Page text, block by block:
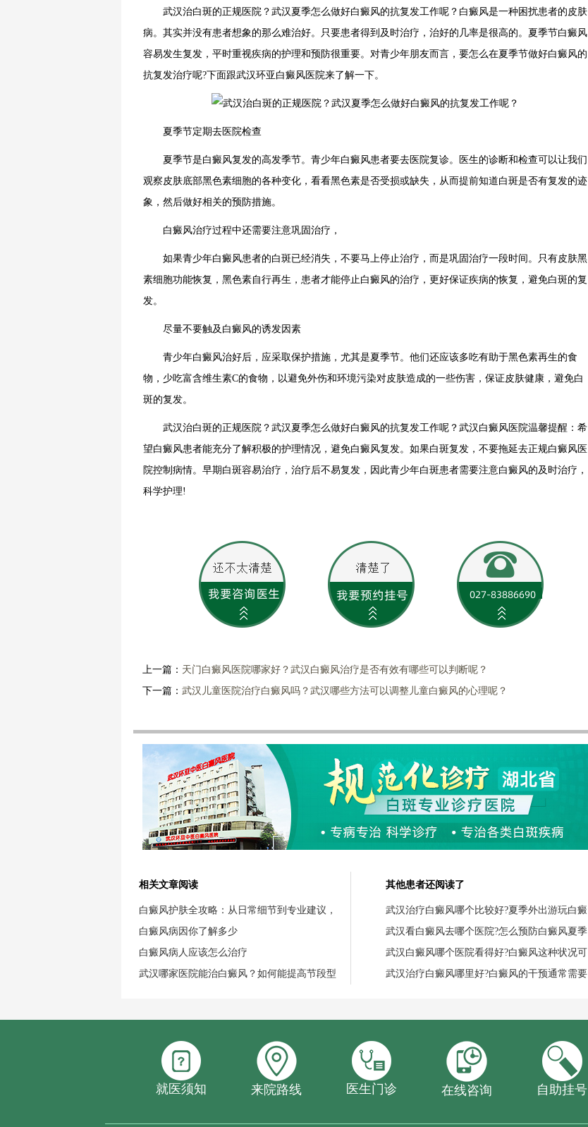
武汉治白斑的正规医院？武汉夏季怎么做好白癜风的抗复发工作呢？白癜风是一种困扰患者的皮肤
病。其实并没有患者想象的那么难治好。只要患者得到及时治疗，治好的几率是很高的。夏季节白癜风
容易发生复发，平时重视疾病的护理和预防很重要。对青少年朋友而言，要怎么在夏季节做好白癜风的
抗复发治疗呢?下面跟武汉环亚白癜风医院来了解一下。
夏季节定期去医院检查
夏季节是白癜风复发的高发季节。青少年白癜风患者要去医院复诊。医生的诊断和检查可以让我们
观察皮肤底部黑色素细胞的各种变化，看看黑色素是否受损或缺失，从而提前知道白斑是否有复发的迹
象，然后做好相关的预防措施。
白癜风治疗过程中还需要注意巩固治疗，
如果青少年白癜风患者的白斑已经消失，不要马上停止治疗，而是巩固治疗一段时间。只有皮肤黑
素细胞功能恢复，黑色素自行再生，患者才能停止白癜风的治疗，更好保证疾病的恢复，避免白斑的复
发。
尽量不要触及白癜风的诱发因素
青少年白癜风治好后，应采取保护措施，尤其是夏季节。他们还应该多吃有助于黑色素再生的食
物，少吃富含维生素C的食物，以避免外伤和环境污染对皮肤造成的一些伤害，保证皮肤健康，避免白
斑的复发。
武汉治白斑的正规医院？武汉夏季怎么做好白癜风的抗复发工作呢？ 武汉白癜风医院温馨提醒：希
望白癜风患者能充分了解积极的护理情况，避免白癜风复发。如果白斑复发，不要拖延去正规白癜风医
院控制病情。早期白斑容易治疗，治疗后不易复发，因此青少年白斑患者需要注意白癜风的及时治疗，
科学护理!
上一篇： 天门白癜风医院哪家好？武汉白癜风治疗是否有效有哪些可以判断呢？
下一篇： 武汉儿童医院治疗白癜风吗？武汉哪些方法可以调整儿童白癜风的心理呢？
相关文章阅读
白癜风护肤全攻略：从日常细节到专业建议，
白癜风病因你了解多少
白癜风病人应该怎么治疗
武汉哪家医院能治白癜风？如何能提高节段型
其他患者还阅读了
武汉治疗白癜风哪个比较好?夏季外出游玩白癜
武汉看白癜风去哪个医院?怎么预防白癜风夏季
武汉白癜风哪个医院看得好?白癜风这种状况可
武汉治疗白癜风哪里好?白癜风的干预通常需要
就医须知 来院路线 医生门诊 在线咨询 自助挂号